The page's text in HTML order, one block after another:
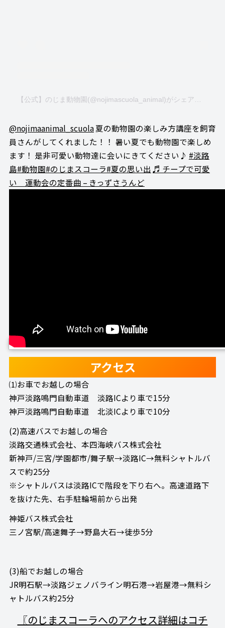
【公式】のじま動物園(@nojimascuola_animal)がシェアした投稿
@nojimaanimal_scuola夏の動物園の楽しみ方講座を飼育
員さんがしてくれました！！ 暑い夏でも動物園で楽しめ
ます！ 是非可愛い動物達に会いにきてください♪ #淡路
島#動物園#のじまスコーラ#夏の思い出 ♬ チープで可愛
い 運動会の定番曲 – きっずさうんど
アクセス
⑴お車でお越しの場合
神戸淡路鳴門自動車道 淡路ICより車で15分
神戸淡路鳴門自動車道 北淡ICより車で10分
(2)高速バスでお越しの場合
淡路交通株式会社、本四海峡バス株式会社
新神戸/三宮/学園都市/舞子駅→淡路IC→無料シャトルバ
スで約25分
※シャトルバスは淡路ICで階段を下り右へ。高速道路下
を抜けた先、右手駐輪場前から出発
神姫バス株式会社
三ノ宮駅/高速舞子→野島大石→徒歩5分
(3)船でお越しの場合
JR明石駅→淡路ジェノバライン明石港→岩屋港→無料シ
ャトルバス約25分
〖のじまスコーラへのアクセス詳細はコチ